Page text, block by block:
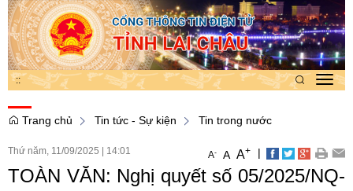
::
Trang chủ
Tin tức - Sự kiện Tin trong nước
Thứ năm, 11/09/2025 14:01 A- A A+ |
TOÀN VĂN: Nghị quyết số 05/2025/NQ-